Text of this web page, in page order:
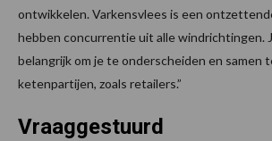
ontwikkelen. Varkensvlees is een
hebben concurrentie uit alle windrichtingen.
belangrijk om je te onderscheiden en samen
ketenpartijen, zoals retailers.”
Vraaggestuurd